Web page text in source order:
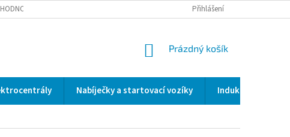
HODNOCENÍ OBCHODU SERVIS / KALIBRACE / VALIDACE/ WELDSCANNER S3
Přihlášení
NÁKUPNÍ
Prázdný košík
Nabíječky a startovací vozíky Indukční a